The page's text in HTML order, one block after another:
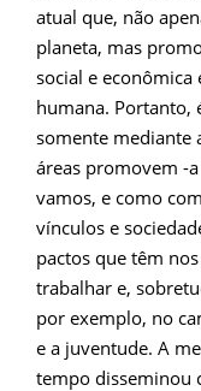
atual que, não
planeta, mas
social e
humana. Portanto,
somente mediante
áreas promovem -
vamos, e como
vínculos e
pactos que têm
trabalhar e,
por exemplo, no
e a juventude. A
tempo disseminou